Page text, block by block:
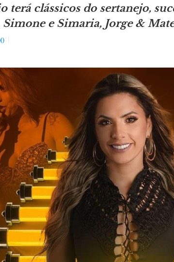
terá clássicos do sertanejo,
e Simaria, Jorge &